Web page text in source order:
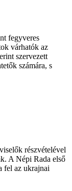
fegyveres
várhatók az
szervezett
számára, s
részvételével
A Népi Rada első
fel az ukrajnai